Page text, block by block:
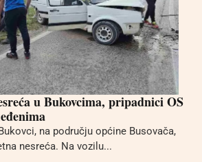
u Bukovcima, pripadnici OS
na području općine Busovača,
nesreća. Na vozilu...